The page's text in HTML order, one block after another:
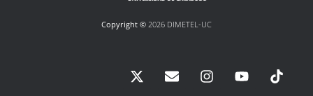
Copyright © 2026 DIMETEL-UC